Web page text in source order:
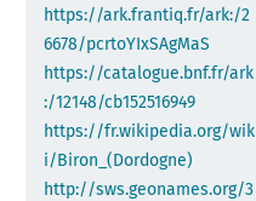
https://ark.frantiq.fr/ark:/2
6678/pcrtoYIxSAgMaS
https://catalogue.bnf.fr/ark
:/12148/cb152516949
https://fr.wikipedia.org/wik
i/Biron_(Dordogne)
http://sws.geonames.org/3